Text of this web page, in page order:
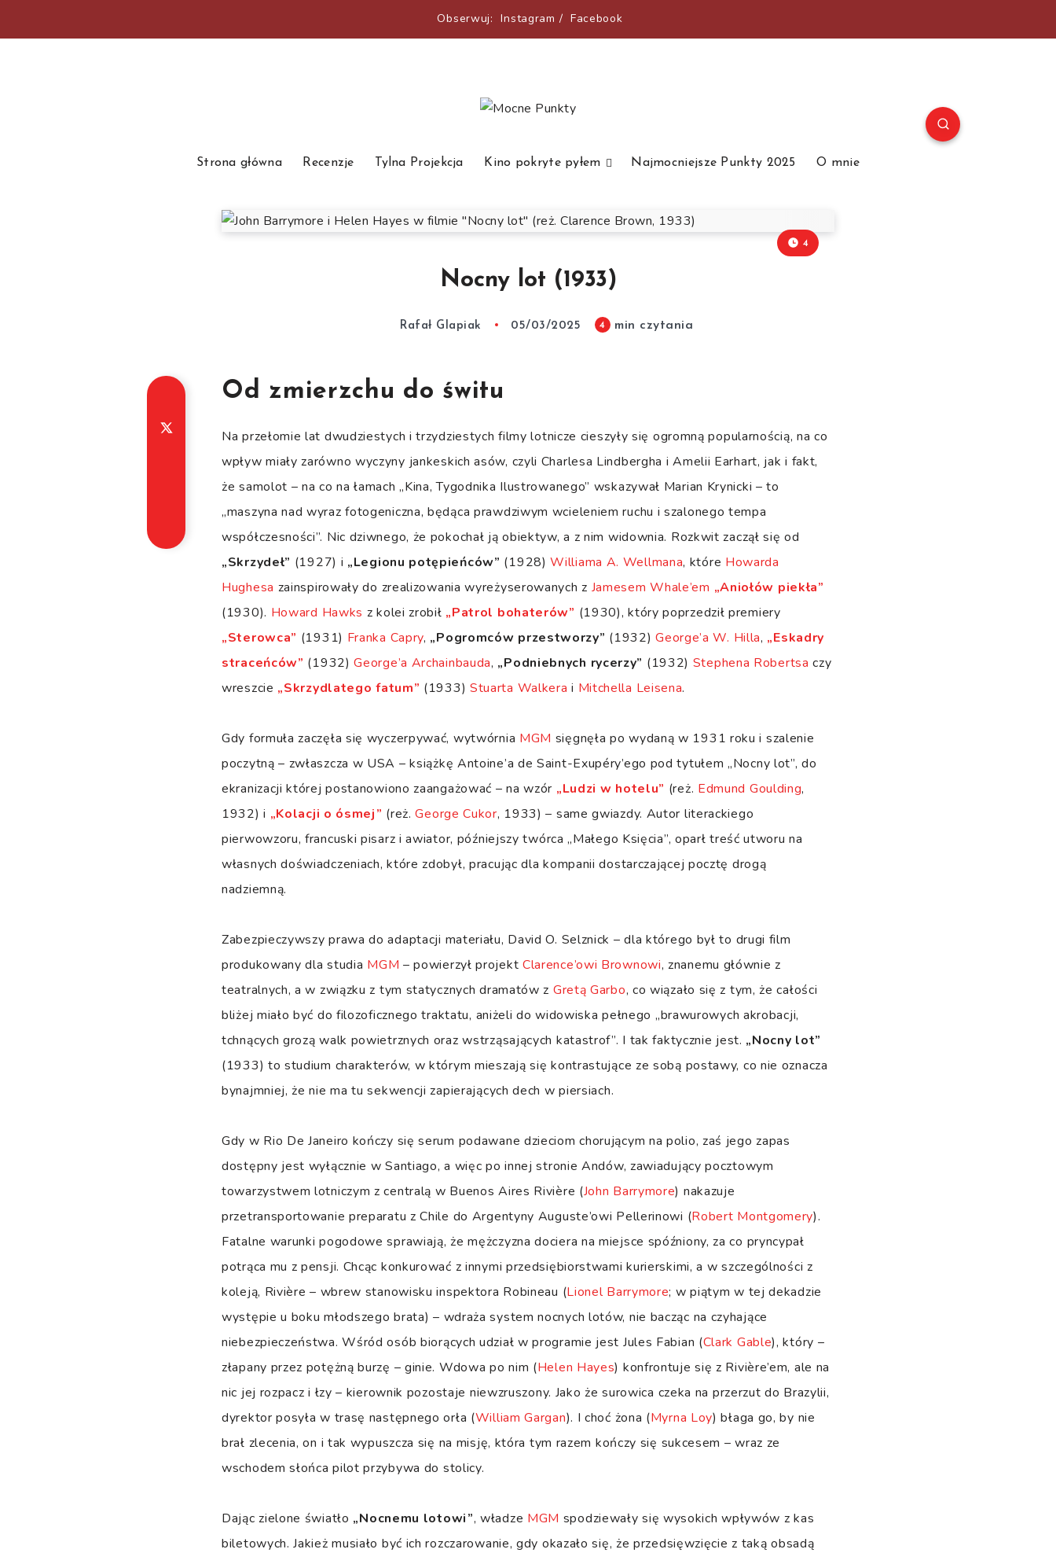
Obserwuj: Instagram / Facebook
Strona główna Recenzje Tylna Projekcja Kino pokryte pyłem Najmocniejsze Punkty 2025 O mnie
4
Nocny lot (1933)
Rafał Glapiak 05/03/2025 4 min czytania
Od zmierzchu do świtu
Na przełomie lat dwudziestych i trzydziestych filmy lotnicze cieszyły się ogromną popularnością, na co
wpływ miały zarówno wyczyny jankeskich asów, czyli Charlesa Lindbergha i Amelii Earhart, jak i fakt,
że samolot – na co na łamach „Kina, Tygodnika Ilustrowanego” wskazywał Marian Krynicki – to
„maszyna nad wyraz fotogeniczna, będąca prawdziwym wcieleniem ruchu i szalonego tempa
współczesności”. Nic dziwnego, że pokochał ją obiektyw, a z nim widownia. Rozkwit zaczął się od
„Skrzydeł” (1927) i „Legionu potępieńców” (1928)Williama A. Wellmana, które Howarda
Hughesa zainspirowały do zrealizowania wyreżyserowanych z Jamesem Whale’em „Aniołów piekła”
(1930). Howard Hawks z kolei zrobił „Patrol bohaterów” (1930), który poprzedził premiery
„Sterowca” (1931) Franka Capry, „Pogromców przestworzy” (1932)George’a W. Hilla, „Eskadry
straceńców” (1932)George’a Archainbauda, „Podniebnych rycerzy” (1932) Stephena Robertsa czy
wreszcie „Skrzydlatego fatum” (1933) Stuarta Walkera i Mitchella Leisena.
Gdy formuła zaczęła się wyczerpywać, wytwórnia MGM sięgnęła po wydaną w 1931 roku i szalenie
poczytną – zwłaszcza w USA – książkę Antoine’a de Saint-Exupéry’ego pod tytułem „Nocny lot”, do
ekranizacji której postanowiono zaangażować – na wzór „Ludzi w hotelu” (reż. Edmund Goulding,
1932) i „Kolacji o ósmej” (reż.George Cukor, 1933) – same gwiazdy. Autor literackiego
pierwowzoru, francuski pisarz i awiator, późniejszy twórca „Małego Księcia”, oparł treść utworu na
własnych doświadczeniach, które zdobył, pracując dla kompanii dostarczającej pocztę drogą
nadziemną.
Zabezpieczywszy prawa do adaptacji materiału, David O. Selznick – dla którego był to drugi film
produkowany dla studia MGM – powierzył projekt Clarence’owi Brownowi, znanemu głównie z
teatralnych, a w związku z tym statycznych dramatów z Gretą Garbo, co wiązało się z tym, że całości
bliżej miało być do filozoficznego traktatu, aniżeli do widowiska pełnego „brawurowych akrobacji,
tchnących grozą walk powietrznych oraz wstrząsających katastrof”. I tak faktycznie jest. „Nocny lot”
(1933) to studium charakterów, w którym mieszają się kontrastujące ze sobą postawy, co nie oznacza
bynajmniej, że nie ma tu sekwencji zapierających dech w piersiach.
Gdy w Rio De Janeiro kończy się serum podawane dzieciom chorującym na polio, zaś jego zapas
dostępny jest wyłącznie w Santiago, a więc po innej stronie Andów, zawiadujący pocztowym
towarzystwem lotniczym z centralą w Buenos Aires Rivière (John Barrymore) nakazuje
przetransportowanie preparatu z Chile do Argentyny Auguste’owi Pellerinowi (Robert Montgomery).
Fatalne warunki pogodowe sprawiają, że mężczyzna dociera na miejsce spóźniony, za co pryncypał
potrąca mu z pensji. Chcąc konkurować z innymi przedsiębiorstwami kurierskimi, a w szczególności z
koleją, Rivière – wbrew stanowisku inspektora Robineau (Lionel Barrymore; w piątym w tej dekadzie
występie u boku młodszego brata) – wdraża system nocnych lotów, nie bacząc na czyhające
niebezpieczeństwa. Wśród osób biorących udział w programie jest Jules Fabian (Clark Gable), który –
złapany przez potężną burzę – ginie. Wdowa po nim (Helen Hayes) konfrontuje się z Rivière’em, ale na
nic jej rozpacz i łzy – kierownik pozostaje niewzruszony. Jako że surowica czeka na przerzut do Brazylii,
dyrektor posyła w trasę następnego orła (William Gargan). I choć żona (Myrna Loy) błaga go, by nie
brał zlecenia, on i tak wypuszcza się na misję, która tym razem kończy się sukcesem – wraz ze
wschodem słońca pilot przybywa do stolicy.
Dając zielone światło „Nocnemu lotowi”, władze MGM spodziewały się wysokich wpływów z kas
biletowych. Jakież musiało być ich rozczarowanie, gdy okazało się, że przedsięwzięcie z taką obsadą